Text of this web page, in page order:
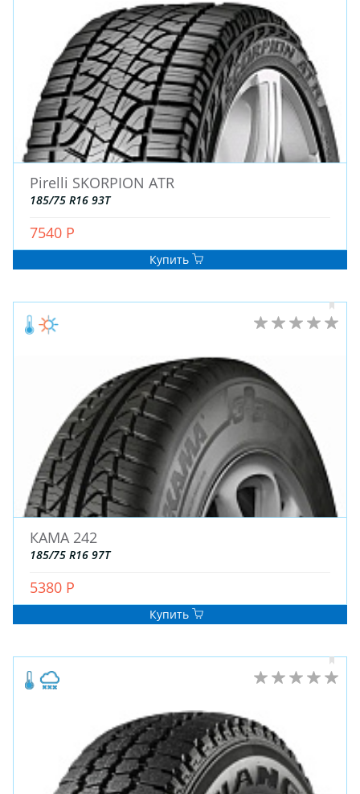
ЛЕТНИЕ
ДЛЯ СПЕЦТЕХНИКИ
ДЛЯ ГРУЗОВЫХ АВТО
ДЛЯ ЛЕГКОВЫХ АВТО
ШИНЫ
ДИСКИ
Pirelli SKORPION ATR
185/75 R16 93T
7540 Р
Купить
КАМА 242
185/75 R16 97T
5380 Р
Купить